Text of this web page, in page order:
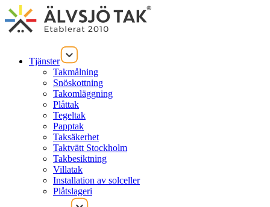
Tjänster
Takmålning
Snöskottning
Takomläggning
Plåttak
Tegeltak
Papptak
Taksäkerhet
Taktvätt Stockholm
Takbesiktning
Villatak
Installation av solceller
Plåtslageri